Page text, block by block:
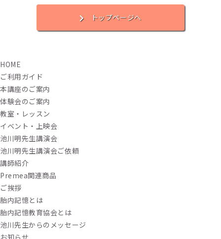
トップページへ
HOME
ご利用ガイド
本講座のご案内
体験会のご案内
教室・レッスン
イベント・上映会
池川明先生講演会
池川明先生講演会ご依頼
講師紹介
Premea関連商品
ご挨拶
胎内記憶とは
胎内記憶教育協会とは
池川先生からのメッセージ